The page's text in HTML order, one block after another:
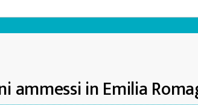
ammessi in Emilia